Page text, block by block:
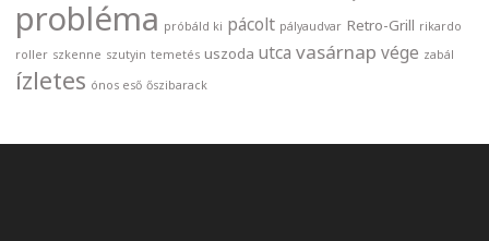
probléma próbáld ki pácolt pályaudvar Retro-Grill rikardo
roller szkenne szutyin temetés uszoda utca vasárnap vége zabál
ízletes ónos eső őszibarack